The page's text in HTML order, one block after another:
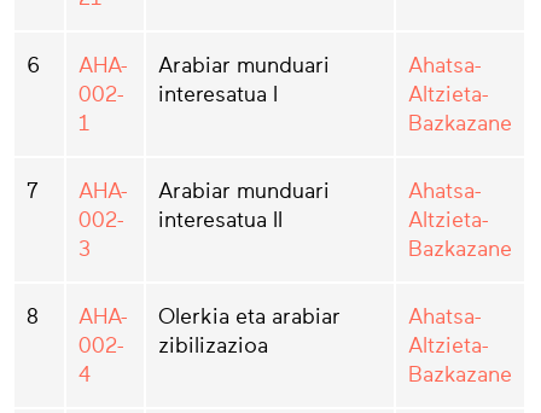
6
AHA-
002-
1
Arabiar munduari
interesatua I
Ahatsa-
Altzieta-
Bazkazane
7
AHA-
002-
3
Arabiar munduari
interesatua II
Ahatsa-
Altzieta-
Bazkazane
8
AHA-
002-
4
Olerkia eta arabiar
zibilizazioa
Ahatsa-
Altzieta-
Bazkazane